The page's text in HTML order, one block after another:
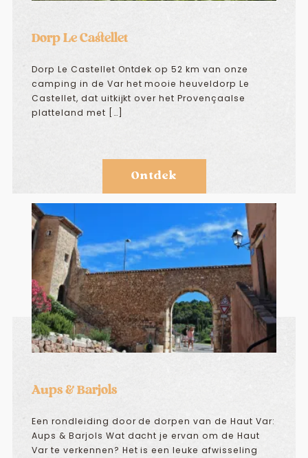
Dorp Le Castellet
Dorp Le Castellet Ontdek op 52 km van onze
camping in de Var het mooie heuveldorp Le
Castellet, dat uitkijkt over het Provençaalse
platteland met […]
Ontdek
Aups & Barjols
Een rondleiding door de dorpen van de Haut Var:
Aups & Barjols Wat dacht je ervan om de Haut
Var te verkennen? Het is een leuke afwisseling